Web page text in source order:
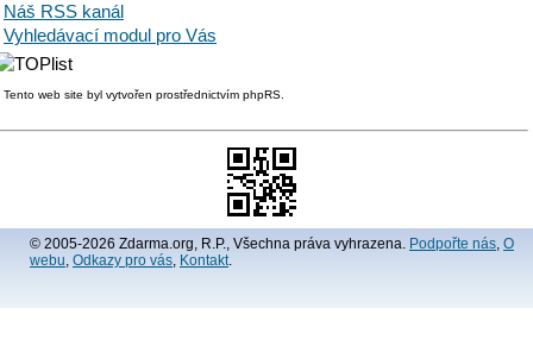
Náš RSS kanál
Vyhledávací modul pro Vás
Tento web site byl vytvořen prostřednictvím phpRS.
© 2005-2026 Zdarma.org, R.P., Všechna práva vyhrazena. Podpořte nás O
webu Odkazy pro vás Kontakt.